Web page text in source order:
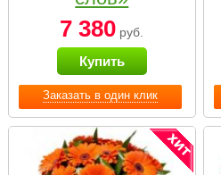
Заказать в один клик
7 380 руб.
Купить